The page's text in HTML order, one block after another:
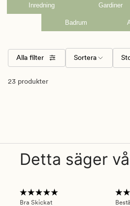
Inredning Gardiner
Badrum
Alla filter Sortera
23 produkter
Detta säger
Bra Skickat